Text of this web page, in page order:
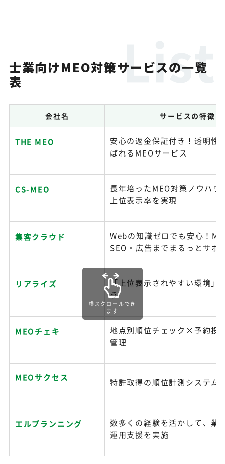
士業向けMEO対策サービスの一覧
表
会社名 サービスの特徴
THE MEO
安心の返金保証付き！透明性
ばれるMEOサービス
CS-MEO
長年培ったMEO対策ノウハウ
上位表示率を実現
集客クラウド
Webの知識ゼロでも安心！
SEO・広告までまるっとサポ
リアライズ
「上位表示されやすい環境」
う
MEOチェキ
地点別順位チェック×予約投
管理
MEOサクセス 特許取得の順位計測システム
エルプランニング
数多くの経験を活かして、業
運用支援を実施
横スクロールでき
ます